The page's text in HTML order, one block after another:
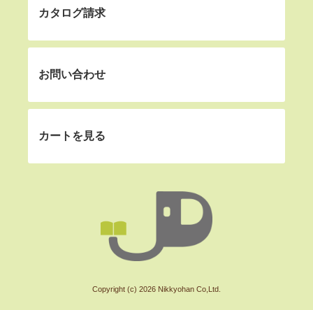
カタログ請求
お問い合わせ
カートを見る
Copyright (c) 2026 Nikkyohan Co,Ltd.